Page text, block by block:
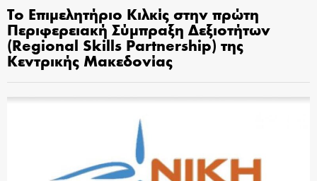
Το Επιμελητήριο Κιλκίς στην πρώτη
Περιφερειακή Σύμπραξη Δεξιοτήτων
(Regional Skills Partnership) της
Κεντρικής Μακεδονίας